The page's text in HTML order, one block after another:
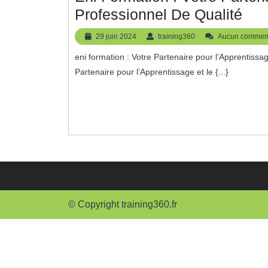
Professionnel De Qualité
:
De
29 juin 2024
29
juin
2024
training360 training360
Aucun
eni formation : Votre Partenaire pour l’Apprentissage et le Développement Professionnel eni formation : Votre
Partenaire pour l’Apprentissage et le {...}
© Copyright training360.fr